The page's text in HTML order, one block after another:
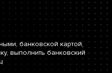
банковской картой,
выполнить банковский